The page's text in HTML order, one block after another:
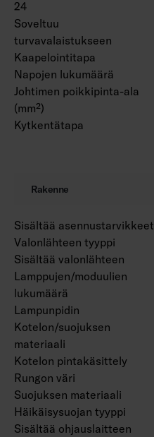
24
Soveltuu
turvavalaistukseen
Kaapelointitapa
Napojen lukumäärä
Johtimen poikkipinta-ala
(mm²)
Kytkentätapa
Rakenne
Sisältää asennustarvikkeet
Valonlähteen tyyppi
Sisältää valonlähteen
Lamppujen/moduulien
lukumäärä
Lampunpidin
Kotelon/suojuksen
materiaali
Kotelon pintakäsittely
Rungon väri
Suojuksen materiaali
Häikäisysuojan tyyppi
Sisältää ohjauslaitteen